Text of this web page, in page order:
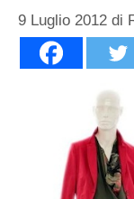
9 Luglio 2012 di